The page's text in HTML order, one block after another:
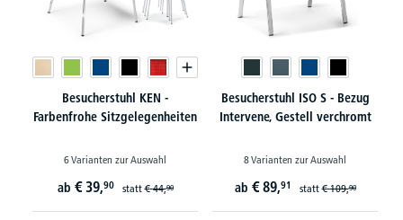
Besucherstuhl KEN -
Farbenfrohe Sitzgelegenheiten
6 Varianten zur Auswahl
ab € 39,90 statt€ 44,90
Besucherstuhl ISO S - Bezug
Intervene, Gestell verchromt
8 Varianten zur Auswahl
ab € 89,91 statt€ 109,90